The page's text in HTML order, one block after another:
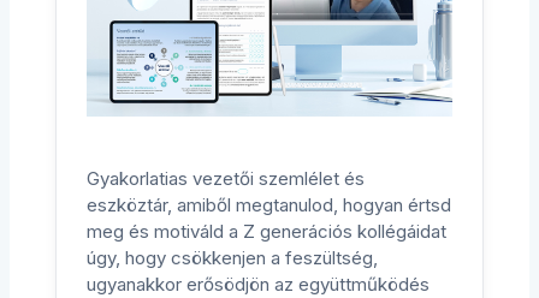
Gyakorlatias vezetői szemlélet és
eszköztár, amiből megtanulod, hogyan értsd
meg és motiváld a Z generációs kollégáidat
úgy, hogy csökkenjen a feszültség,
ugyanakkor erősödjön az együttműködés